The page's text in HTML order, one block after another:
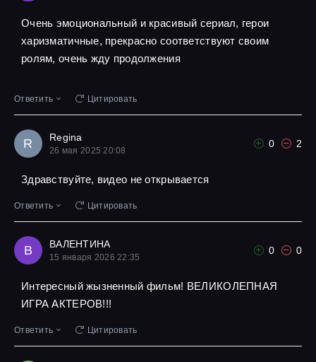
Очень эмоциональный и красивый сериал, герои
харизматичные, прекрасно соответствуют своим
ролям, очень жду продолжения
Ответить Цитировать
R Regina
26 мая 2025 20:08
0 2
Здравствуйте, видео не открывается
Ответить Цитировать
В ВАЛЕНТИНА
15 января 2026 22:35
0 0
Интересный жызненный фильм! ВЕЛИКОЛЕПНАЯ
ИГРА АКТЕРОВ!!!
Ответить Цитировать